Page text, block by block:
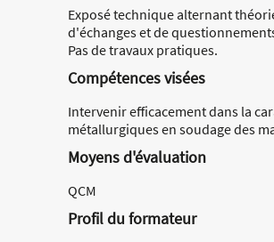
Exposé technique alternant
d'échanges et de
Pas de travaux pratiques.
Compétences visées
Intervenir efficacement dans la
métallurgiques en soudage des
Moyens d'évaluation
QCM
Profil du formateur